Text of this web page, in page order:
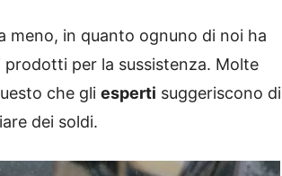
meno, in quanto ognuno di noi ha
prodotti per la sussistenza. Molte
che gli esperti suggeriscono di
dei soldi.